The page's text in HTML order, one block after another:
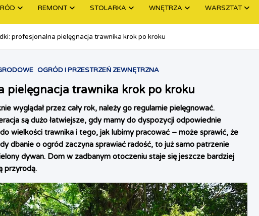
REMONT STOLARKA WNĘTRZA WARSZTAT
profesjonalna pielęgnacja trawnika krok po kroku
OGRÓD I PRZESTRZEŃ ZEWNĘTRZNA
pielęgnacja trawnika krok po kroku
wyglądał przez cały rok, należy go regularnie pielęgnować.
są dużo łatwiejsze, gdy mamy do dyspozycji odpowiednie
wielkości trawnika i tego, jak lubimy pracować – może sprawić, że
dbanie o ogród zaczyna sprawiać radość, to już samo patrzenie
dywan. Dom w zadbanym otoczeniu staje się jeszcze bardziej
przyrodą.